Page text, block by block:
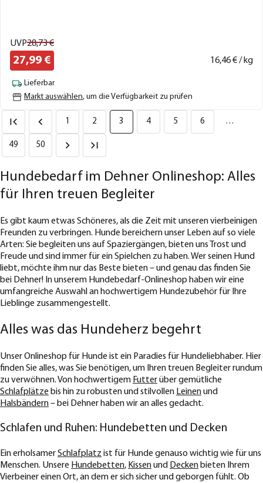
UVP28,73€
27,99 € 16,46€ / kg
Lieferbar
Markt auswählen, um die Verfügbarkeit zu prüfen
1 2 3 4 5 6 …
49 50
Hundebedarf im Dehner Onlineshop: Alles
für Ihren treuen Begleiter
Es gibt kaum etwas Schöneres, als die Zeit mit unseren vierbeinigen
Freunden zu verbringen. Hunde bereichern unser Leben auf so viele
Arten: Sie begleiten uns auf Spaziergängen, bieten uns Trost und
Freude und sind immer für ein Spielchen zu haben. Wer seinen Hund
liebt, möchte ihm nur das Beste bieten – und genau das finden Sie
bei Dehner! In unserem Hundebedarf-Onlineshop haben wir eine
umfangreiche Auswahl an hochwertigem Hundezubehör für Ihre
Lieblinge zusammengestellt.
Alles was das Hundeherz begehrt
Unser Onlineshop für Hunde ist ein Paradies für Hundeliebhaber. Hier
finden Sie alles, was Sie benötigen, um Ihren treuen Begleiter rundum
zu verwöhnen. Von hochwertigem Futterüber gemütliche
Schlafplätze bis hin zu robusten und stilvollen Leinenund
Halsbändern– bei Dehner haben wir an alles gedacht.
Schlafen und Ruhen: Hundebetten und Decken
Ein erholsamerSchlafplatz ist für Hunde genauso wichtig wie für uns
Menschen. Unsere Hundebetten, Kissenund Decken bieten Ihrem
Vierbeiner einen Ort, an dem er sich sicher und geborgen fühlt. Ob